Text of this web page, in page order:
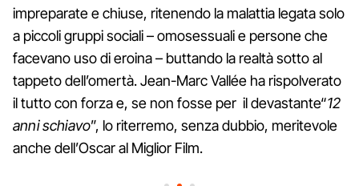
impreparate e chiuse, ritenendo la malattia legata solo
a piccoli gruppi sociali – omosessuali e persone che
facevano uso di eroina – buttando la realtà sotto al
tappeto dell’omertà. Jean-Marc Vallée ha rispolverato
il tutto con forza e, se non fosse per il devastante“12
anni schiavo”, lo riterremo, senza dubbio, meritevole
anche dell’Oscar al Miglior Film.